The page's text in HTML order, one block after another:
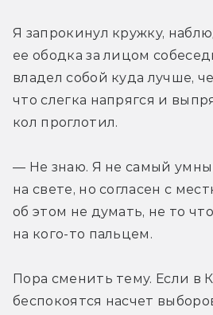
Я запрокинул кружку,
ее ободка за лицом
владел собой куда лучше,
что слегка напрягся и
кол проглотил.
— Не знаю. Я не самый
на свете, но согласен с
об этом не думать, не то
на кого-то пальцем.
Пора сменить тему. Если в
беспокоятся насчет